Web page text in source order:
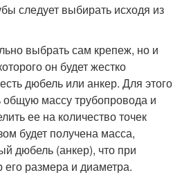
следует выбирать исходя из
выбрать сам крепеж, но и
он будет жестко
дюбель или анкер. Для этого
общую массу трубопровода и
ее на количество точек
будет получена масса,
дюбель (анкер), что при
его размера и диаметра.